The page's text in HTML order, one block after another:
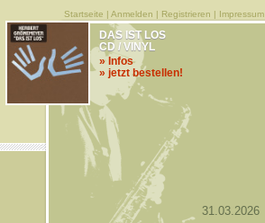
Startseite | Anmelden | Registrieren | Impressum
DAS IST LOS
CD / VINYL
» Infos
» jetzt bestellen!
31.03.2026